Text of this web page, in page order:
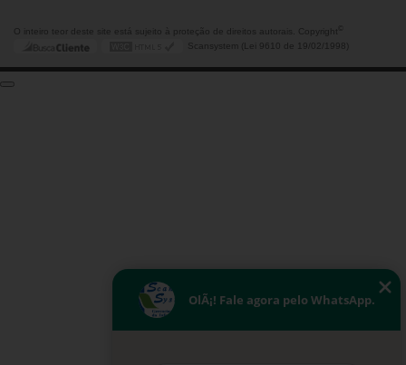
O inteiro teor deste site está sujeito à proteção de direitos autorais. Copyright
Scansystem (Lei 9610 de 19/02/1998)
OlÃ¡! Fale agora pelo WhatsApp.